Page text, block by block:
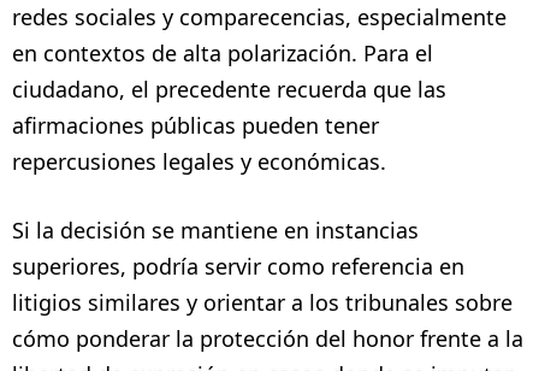
redes sociales y comparecencias, especialmente
en contextos de alta polarización. Para el
ciudadano, el precedente recuerda que las
afirmaciones públicas pueden tener
repercusiones legales y económicas.
Si la decisión se mantiene en instancias
superiores, podría servir como referencia en
litigios similares y orientar a los tribunales sobre
cómo ponderar la protección del honor frente a la